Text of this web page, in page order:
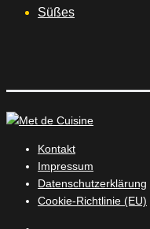
Süßes
Kontakt
Impressum
Datenschutzerklärung
Cookie-Richtlinie (EU)